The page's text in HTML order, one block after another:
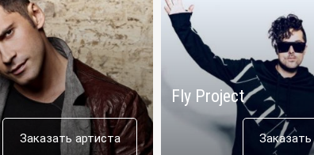
Заказать артиста
Fly Project